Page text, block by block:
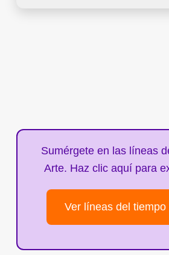
Sumérgete en las líneas
Arte. Haz clic aquí para
Ver líneas del tiempo